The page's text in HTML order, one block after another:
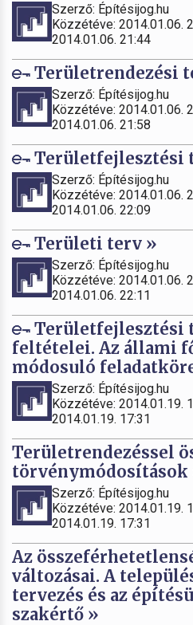
Szerző: Építésijog.hu
Közzétéve: 2014.01.06.
2014.01.06. 21:44
Területrendezési
Szerző: Építésijog.hu
Közzétéve: 2014.01.06.
2014.01.06. 21:58
Területfejlesztési
Szerző: Építésijog.hu
Közzétéve: 2014.01.06.
2014.01.06. 22:09
Területi terv »
Szerző: Építésijog.hu
Közzétéve: 2014.01.06.
2014.01.06. 22:11
Területfejlesztési
feltételei. Az állami
módosuló
Szerző: Építésijog.hu
Közzétéve: 2014.01.19.
2014.01.19. 17:31
Területrendezéssel
törvénymódosítások
Szerző: Építésijog.hu
Közzétéve: 2014.01.19.
2014.01.19. 17:31
Az
változásai. A
tervezés és az
szakértő »